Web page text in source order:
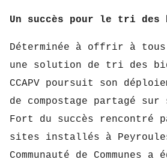
Un succès pour le tri des
Déterminée à offrir à
une solution de tri des
CCAPV poursuit son
de compostage partagé
Fort du succès rencontré
sites installés à
Communauté de Communes a